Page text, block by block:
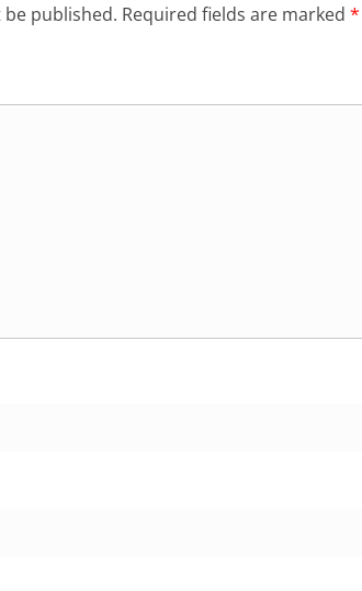
published. Required fields are marked *